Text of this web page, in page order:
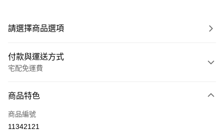
請選擇商品選項
付款與運送方式
宅配免運費
信用卡一次付款
LINE Pay
商品特色
商品編號
11342121